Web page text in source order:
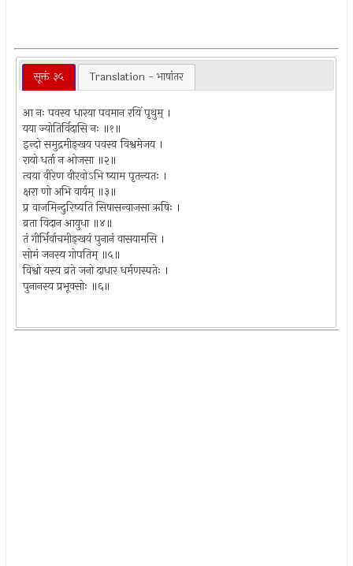
सूक्तं ३५ Translation - भाषांतर
आ नः पवस्व धारया पवमान रयिं पृथुम् ।
यया ज्योतिर्विदासि नः ॥१॥
इन्दो समुद्रमीङ्खय पवस्व विश्वमेजय ।
रायो धर्ता न ओजसा ॥२॥
त्वया वीरेण वीरवोऽभि ष्याम पृतन्यतः ।
क्षरा णो अभि वार्यम् ॥३॥
प्र वाजमिन्दुरिष्यति सिषासन्वाजसा ऋषिः ।
व्रता विदान आयुधा ॥४॥
तं गीर्भिर्वाचमीङ्खयं पुनानं वासयामसि ।
सोमं जनस्य गोपतिम् ॥५॥
विश्वो यस्य व्रते जनो दाधार धर्मणस्पतेः ।
पुनानस्य प्रभूवसोः ॥६॥